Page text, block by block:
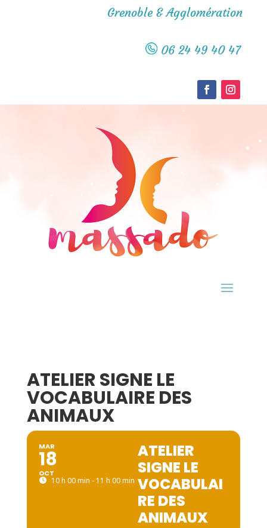
Grenoble & Agglomération
06 24 49 40 47
ATELIER SIGNE LE
VOCABULAIRE DES
ANIMAUX
MAR
18
OCT
10 h 00 min - 11 h 00 min
ATELIER
SIGNE LE
VOCABULAI
RE DES
ANIMAUX